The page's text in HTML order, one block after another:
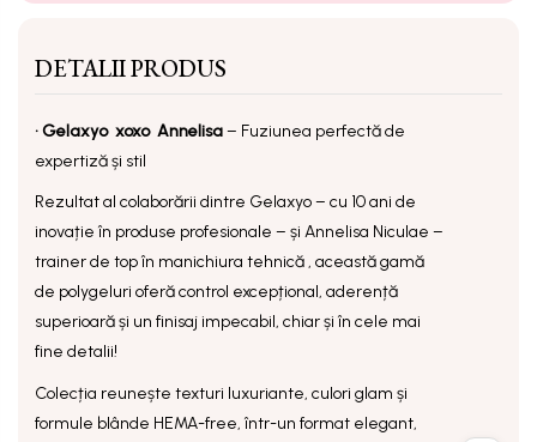
DETALII PRODUS
• Gelaxyo xoxo Annelisa– Fuziunea perfectă de
expertiză și stil
Rezultat al colaborării dintre Gelaxyo – cu 10 ani de
inovație în produse profesionale – și Annelisa Niculae –
trainer de top în manichiura tehnică , această gamă
de polygeluri oferă control excepțional, aderență
superioară și un finisaj impecabil, chiar și în cele mai
fine detalii!
Colecția reunește texturi luxuriante, culori glam și
formule blânde HEMA-free, într-un format elegant,